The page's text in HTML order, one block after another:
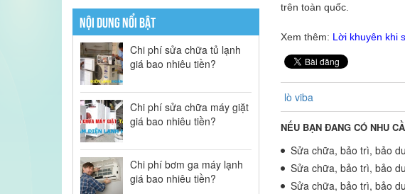
NỘI DUNG NỔI BẬT
Chi phí sửa chữa tủ lạnh
giá bao nhiêu tiền?
Chi phí sửa chữa máy giặt
giá bao nhiêu tiền?
Chi phí bơm ga máy lạnh
giá bao nhiêu tiền?
trên toàn quốc.
Xem thêm: Lời khuyên khi
lò viba
NẾU BẠN ĐANG CÓ NHU
Sửa chữa, bảo trì, bảo
Sửa chữa, bảo trì, bảo
Sửa chữa, bảo trì, bảo